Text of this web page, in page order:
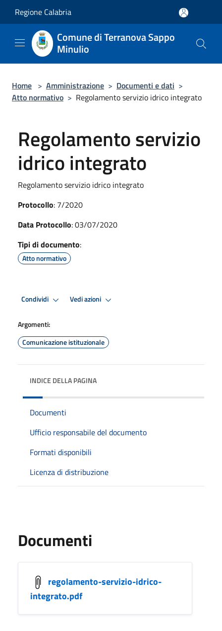
Regione Calabria
Comune di Terranova Sappo
Minulio
Home > Amministrazione > Documenti e dati >
Atto normativo > Regolamento servizio idrico integrato
Regolamento servizio
idrico integrato
Regolamento servizio idrico integrato
Protocollo: 7/2020
Data Protocollo: 03/07/2020
Tipi di documento:
Atto normativo
Condividi Vedi azioni
Argomenti:
Comunicazione istituzionale
INDICE DELLA PAGINA
Documenti
Ufficio responsabile del documento
Formati disponibili
Licenza di distribuzione
Documenti
regolamento-servizio-idrico-
integrato.pdf